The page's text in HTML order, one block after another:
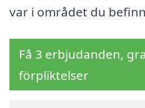
var i området du
Få 3 erbjudanden,
förpliktelser